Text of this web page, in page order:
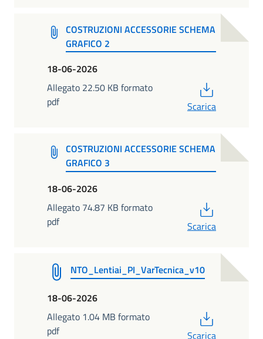
COSTRUZIONI ACCESSORIE SCHEMA
GRAFICO 2
18-06-2026
Allegato 22.50 KB formato
pdf
Scarica
COSTRUZIONI ACCESSORIE SCHEMA
GRAFICO 3
18-06-2026
Allegato 74.87 KB formato
pdf
Scarica
NTO_Lentiai_PI_VarTecnica_v10
18-06-2026
Allegato 1.04 MB formato
pdf
Scarica